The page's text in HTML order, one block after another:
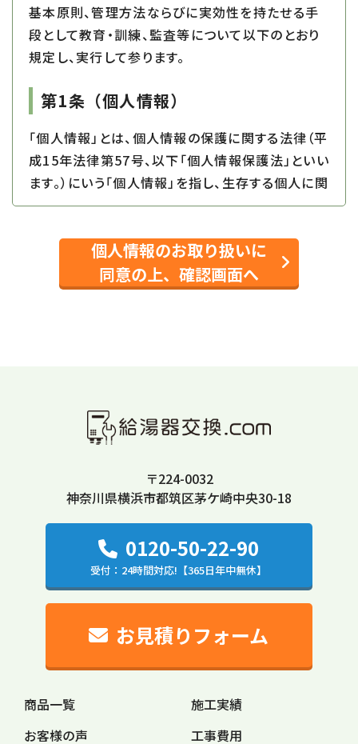
基本原則、管理方法ならびに実効性を持たせる手
段として教育・訓練、監査等について以下のとおり
規定し、実行して参ります。
第1条 （個人情報）
「個人情報」とは、個人情報の保護に関する法律（平
成15年法律第57号、以下「個人情報保護法」といい
ます。）にいう「個人情報」を指し、生存する個人に関
する情報であって、当該情報に含まれる氏名、生年
るもの又は個人識別符号が含まれるものを指しま
する場合には、事前に適切な⽅法でご本人からの
同意を得るものとします。
ご注文の確認、照会
商品発送の確認、照会
求人採用における面接の日時および、選考結果
(5)取得した閲覧・購買履歴等の情報を分析し、ユ
ーザーに適した新商品・サービスをお知らせするた
めのユーザーが利用しているサービスの新機能や更
新情報、キャンペーン情報などをメール送付による
スなど、必要に応じたご連絡をするため
個人情報のお取り扱いに
同意の上、確認画面へ
〒224-0032
神奈川県横浜市都筑区茅ケ崎中央30-18
0120-50-22-90
受付：24時間対応!【365日年中無休】
お見積りフォーム
商品一覧
施工実績
お客様の声
工事費用